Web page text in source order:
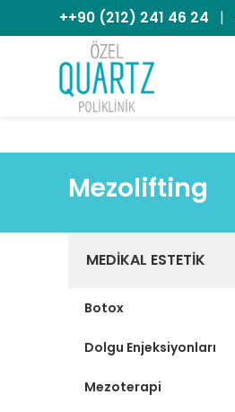
++90 (212) 241 46 24 |
Mezolifting
MEDIKAL ESTETIK
Botox
Dolgu Enjeksiyonları
Mezoterapi